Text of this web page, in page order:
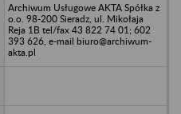
Archiwum Usługowe AKTA Spółka z
o.o. 98-200 Sieradz, ul. Mikołaja
Reja 1B tel/fax 43 822 74 01; 602
393 626, e-mail biuro@archiwum-
akta.pl